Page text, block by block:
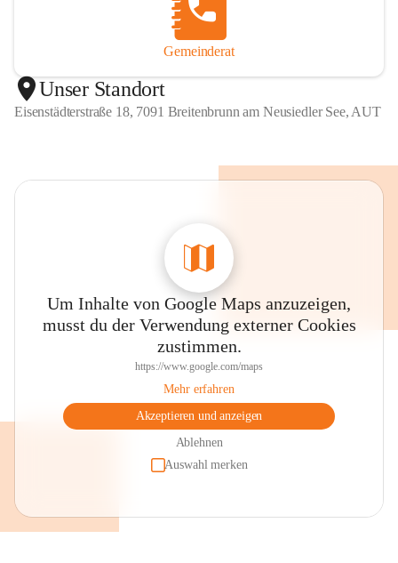
Gemeinderat
Unser Standort
Eisenstädterstraße 18, 7091 Breitenbrunn am Neusiedler See, AUT
Um Inhalte von Google Maps anzuzeigen,
musst du der Verwendung externer Cookies
zustimmen.
https://www.google.com/maps
Mehr erfahren
Akzeptieren und anzeigen
Ablehnen
Auswahl merken